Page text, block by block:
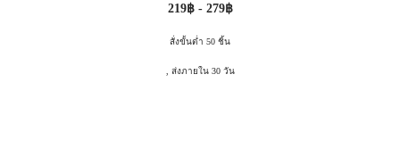
219฿ - 279฿
สั่งขั้นต่ำ 50 ชิ้น
, ส่งภายใน 30 วัน